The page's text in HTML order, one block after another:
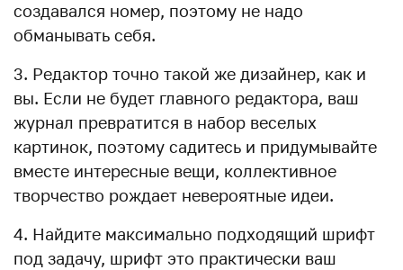
создавался номер, поэтому не надо
обманывать себя.
3. Редактор точно такой же дизайнер, как и
вы. Если не будет главного редактора, ваш
журнал превратится в набор веселых
картинок, поэтому садитесь и придумывайте
вместе интересные вещи, коллективное
творчество рождает невероятные идеи.
4. Найдите максимально подходящий шрифт
под задачу, шрифт это практически ваш